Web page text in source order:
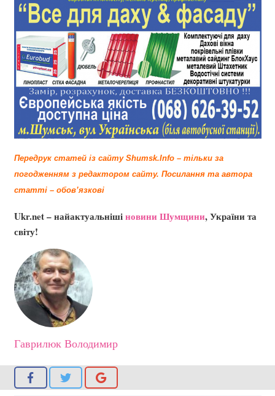
Передрук статей із сайту Shumsk.Info – тільки за
погодженням з редактором сайту. Посилання та автора
статті – обов’язкові
Ukr.net – найактуальнішіновини Шумщини, України та
світу!
Гаврилюк Володимир